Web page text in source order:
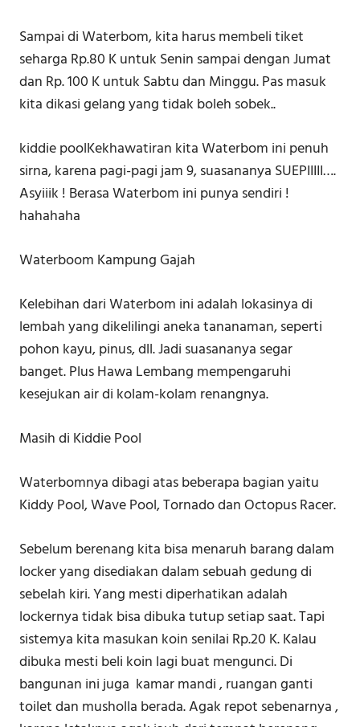
Sampai di Waterbom, kita harus membeli tiket
seharga Rp.80 K untuk Senin sampai dengan Jumat
dan Rp. 100 K untuk Sabtu dan Minggu. Pas masuk
kita dikasi gelang yang tidak boleh sobek..
kiddie poolKekhawatiran kita Waterbom ini penuh
sirna, karena pagi-pagi jam 9, suasananya SUEPIIIII….
Asyiiik ! Berasa Waterbom ini punya sendiri !
hahahaha
Waterboom Kampung Gajah
Kelebihan dari Waterbom ini adalah lokasinya di
lembah yang dikelilingi aneka tananaman, seperti
pohon kayu, pinus, dll. Jadi suasananya segar
banget. Plus Hawa Lembang mempengaruhi
kesejukan air di kolam-kolam renangnya.
Masih di Kiddie Pool
Waterbomnya dibagi atas beberapa bagian yaitu
Kiddy Pool, Wave Pool, Tornado dan Octopus Racer.
Sebelum berenang kita bisa menaruh barang dalam
locker yang disediakan dalam sebuah gedung di
sebelah kiri. Yang mesti diperhatikan adalah
lockernya tidak bisa dibuka tutup setiap saat. Tapi
sistemya kita masukan koin senilai Rp.20 K. Kalau
dibuka mesti beli koin lagi buat mengunci. Di
bangunan ini juga kamar mandi , ruangan ganti
toilet dan musholla berada. Agak repot sebenarnya ,